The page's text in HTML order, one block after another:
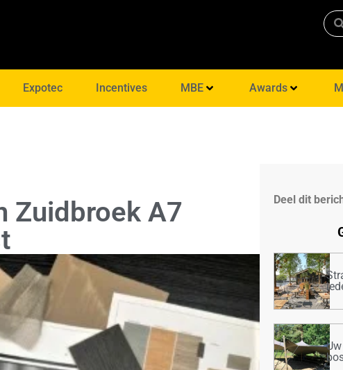
Expotec Incentives MBE Awards
Zuidbroek A7
Deel dit